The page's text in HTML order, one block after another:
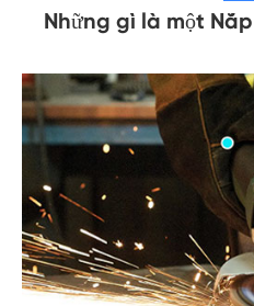
Những gì là một